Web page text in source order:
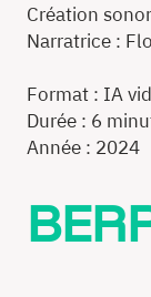
Création
Narratrice :
Format : IA
Durée : 6
Année : 2024